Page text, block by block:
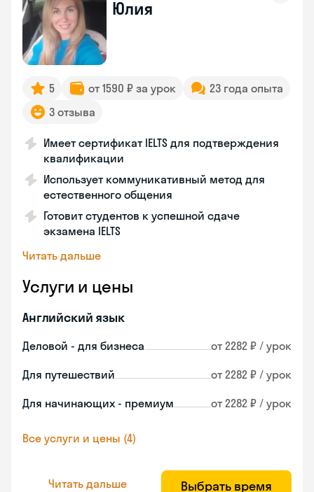
Юлия
5 от 1590 ₽ за урок
23 года опыта
3 отзыва
Имеет сертификат IELTS для подтверждения
квалификации
Использует коммуникативный метод для
естественного общения
Готовит студентов к успешной сдаче
экзамена IELTS
Читать дальше
Услуги и цены
Английский язык
Деловой - для бизнеса от 2282 ₽ / урок
Для путешествий от 2282 ₽ / урок
Для начинающих - премиум от 2282 ₽ / урок
Все услуги и цены (4)
Читать дальше Выбрать время